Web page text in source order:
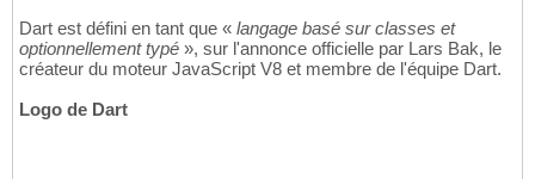
Dart est défini en tant que « langage basé sur classes et
optionnellement typé », sur l'annonce officielle par Lars Bak, le
créateur du moteur JavaScript V8 et membre de l'équipe Dart.
Logo de Dart